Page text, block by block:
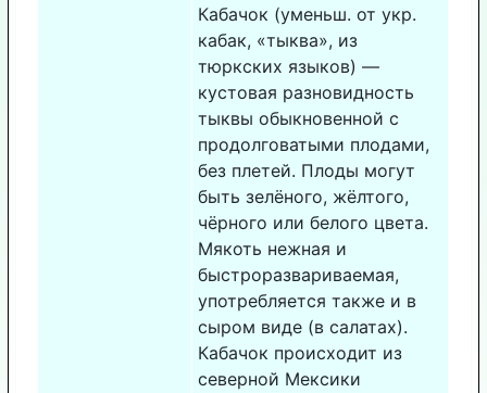
Кабачок (уменьш. от укр.
кабак, «тыква», из
тюркских языков) —
кустовая разновидность
тыквы обыкновенной с
продолговатыми плодами,
без плетей. Плоды могут
быть зелёного, жёлтого,
чёрного или белого цвета.
Мякоть нежная и
быстроразвариваемая,
употребляется также и в
сыром виде (в салатах).
Кабачок происходит из
северной Мексики